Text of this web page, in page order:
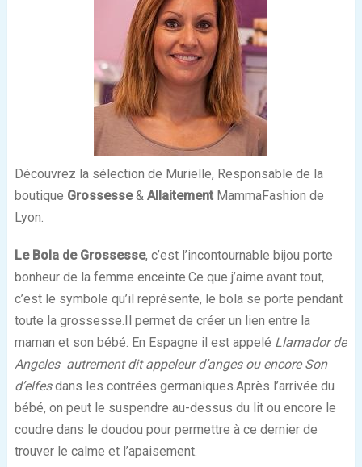
Découvrez la sélection de Murielle, Responsable de la
boutique Grossesse& AllaitementMammaFashion de
Lyon.
Le Bola de Grossesse, c’est l’incontournable bijou porte
bonheur de la femme enceinte.Ce que j’aime avant tout,
c’est le symbole qu’il représente, le bola se porte pendant
toute la grossesse.Il permet de créer un lien entre la
maman et son bébé. En Espagne il est appelé Llamador de
Angeles autrement dit appeleur d’anges ou encore Son
d’elfesdans les contrées germaniques.Après l’arrivée du
bébé, on peut le suspendre au-dessus du lit ou encore le
coudre dans le doudou pour permettre à ce dernier de
trouver le calme et l’apaisement.